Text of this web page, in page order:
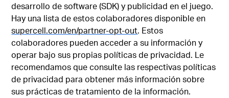
desarrollo de software (SDK) y publicidad en el juego.
Hay una lista de estos colaboradores disponible en
supercell.com/en/partner-opt-out. Estos
colaboradores pueden acceder a su información y
operar bajo sus propias políticas de privacidad. Le
recomendamos que consulte las respectivas políticas
de privacidad para obtener más información sobre
sus prácticas de tratamiento de la información.